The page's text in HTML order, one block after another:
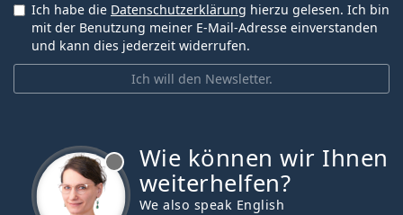
Ich will den Newsletter.
Ich habe die Datenschutzerklärung hierzu gelesen. Ich bin
mit der Benutzung meiner E-Mail-Adresse einverstanden
und kann dies jederzeit widerrufen.
Wie können wir Ihnen
weiterhelfen?
We also speak English